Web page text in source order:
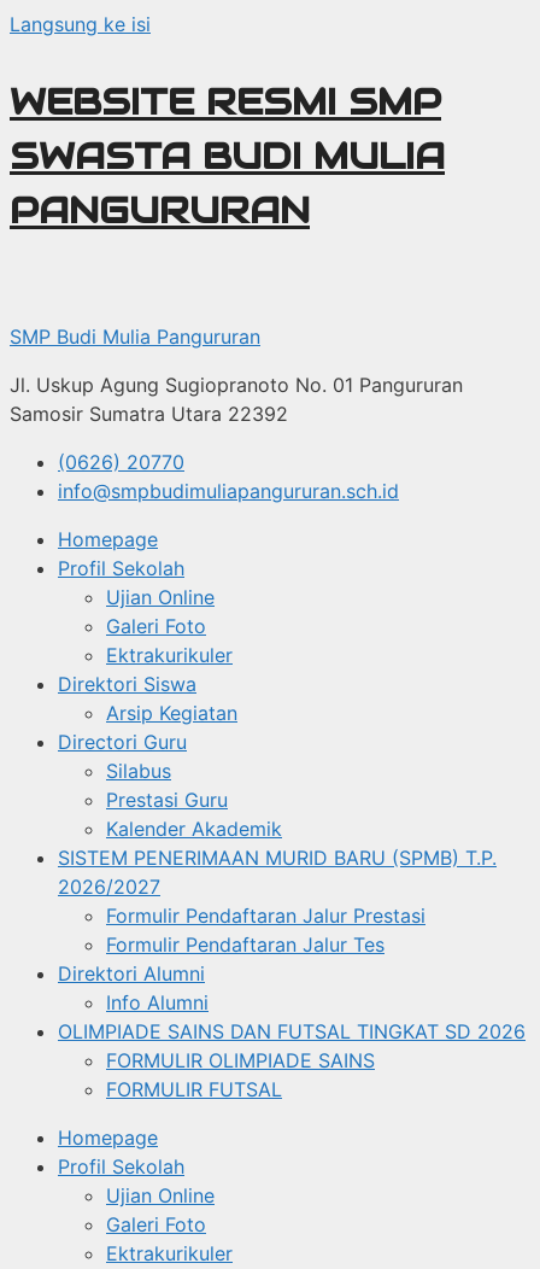
Langsung ke isi
WEBSITE RESMI SMP
SWASTA BUDI MULIA
PANGURURAN
SMP Budi Mulia Pangururan
Jl. Uskup Agung Sugiopranoto No. 01 Pangururan
Samosir Sumatra Utara 22392
(0626) 20770
info@smpbudimuliapangururan.sch.id
Homepage
Profil Sekolah
Ujian Online
Galeri Foto
Ektrakurikuler
Direktori Siswa
Arsip Kegiatan
Directori Guru
Silabus
Prestasi Guru
Kalender Akademik
SISTEM PENERIMAAN MURID BARU (SPMB) T.P.
2026/2027
Formulir Pendaftaran Jalur Prestasi
Formulir Pendaftaran Jalur Tes
Direktori Alumni
Info Alumni
OLIMPIADE SAINS DAN FUTSAL TINGKAT SD 2026
FORMULIR OLIMPIADE SAINS
FORMULIR FUTSAL
Homepage
Profil Sekolah
Ujian Online
Galeri Foto
Ektrakurikuler